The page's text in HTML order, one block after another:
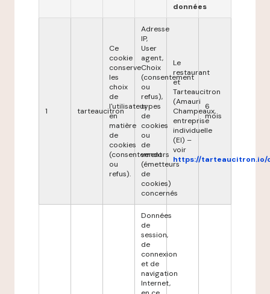
données
1 tarteaucitron
Ce
cookie
conserve
les
choix
de
l'utilisateur
en
matière
de
cookies
(consentement
ou
refus).
Adresse
IP,
User
agent,
Choix
(consentement
ou
refus),
types
de
cookies
ou
de
vendors
(émetteurs
de
cookies)
concernés
Le
restaurant
et
Tarteaucitron
(Amauri
Champeaux,
entreprise
individuelle
(EI) –
voir
https://tarteaucitron.io/
6
mois
Données
de
session,
de
connexion
et de
navigation
Internet,